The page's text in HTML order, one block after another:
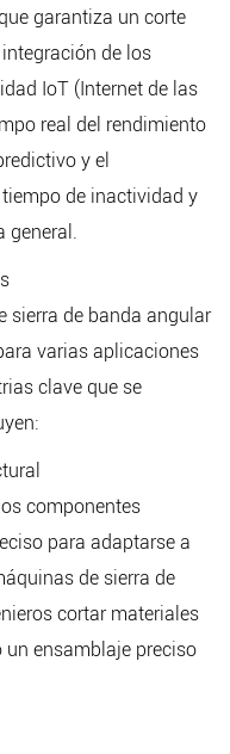
garantiza un corte
de los
IoT (Internet de las
real del rendimiento
y el
de inactividad y
sierra de banda angular
varias aplicaciones
clave que se
componentes
para adaptarse a
de sierra de
cortar materiales
un ensamblaje preciso